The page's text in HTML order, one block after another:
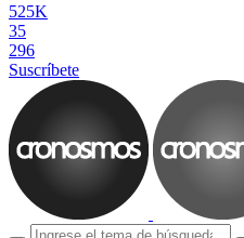
525K
35
296
Suscríbete